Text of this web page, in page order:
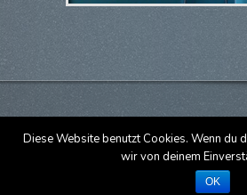
Designed byElegant Themes|
Wordpress
Diese Website benutzt Cookies. Wenn du
wir von deinem
OK